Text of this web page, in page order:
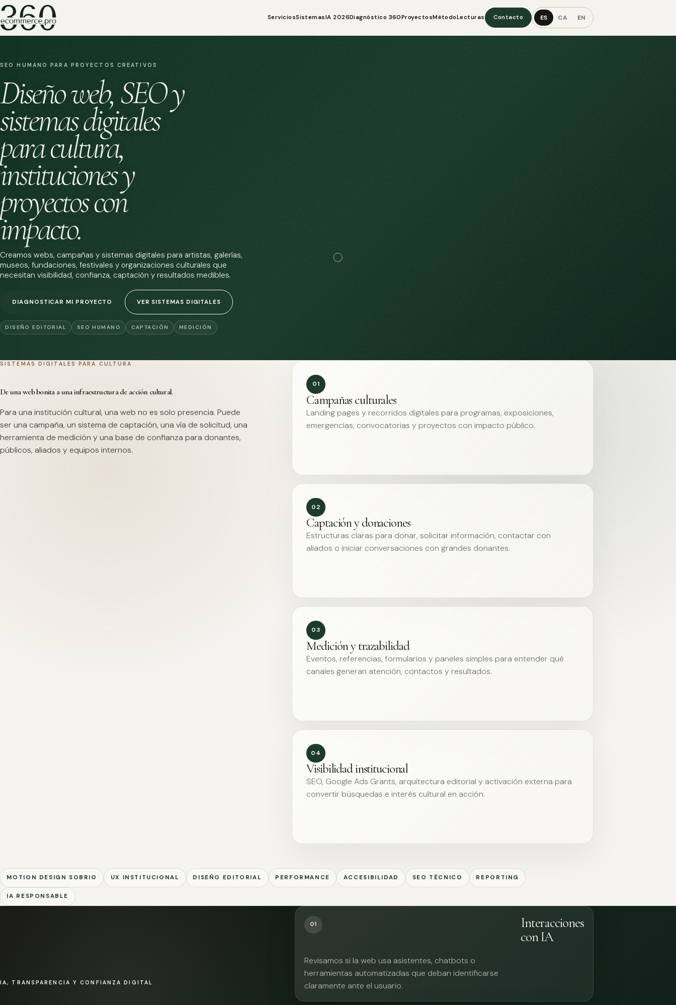
ServiciosSistemasIA 2026Diagnóstico 360ProyectosMétodoLecturas Contacto ES CA EN
SEO HUMANO PARA PROYECTOS CREATIVOS
Diseño web, SEO y
sistemas digitales
para cultura,
instituciones y
proyectos con
impacto.
Creamos webs, campañas y sistemas digitales para artistas, galerías,
museos, fundaciones, festivales y organizaciones culturales que
necesitan visibilidad, confianza, captación y resultados medibles.
DIAGNOSTICAR MI PROYECTO VER SISTEMAS DIGITALES
DISEÑO EDITORIAL SEO HUMANO CAPTACIÓN MEDICIÓN
SISTEMAS DIGITALES PARA CULTURA
De una web bonita a una infraestructura de acción cultural.
Para una institución cultural, una web no es solo presencia. Puede
ser una campaña, un sistema de captación, una vía de solicitud, una
herramienta de medición y una base de confianza para donantes,
públicos, aliados y equipos internos.
01
Campañas culturales
Landing pages y recorridos digitales para programas, exposiciones,
emergencias, convocatorias y proyectos con impacto público.
02
Captación y donaciones
Estructuras claras para donar, solicitar información, contactar con
aliados o iniciar conversaciones con grandes donantes.
03
Medición y trazabilidad
Eventos, referencias, formularios y paneles simples para entender qué
canales generan atención, contactos y resultados.
04
Visibilidad institucional
SEO, Google Ads Grants, arquitectura editorial y activación externa para
convertir búsquedas e interés cultural en acción.
MOTION DESIGN SOBRIO UX INSTITUCIONAL DISEÑO EDITORIAL PERFORMANCE ACCESIBILIDAD SEO TÉCNICO REPORTING
IA RESPONSABLE
IA, TRANSPARENCIA Y CONFIANZA DIGITAL
01
Interacciones
con IA
Revisamos si la web usa asistentes, chatbots o
herramientas automatizadas que deban identificarse
claramente ante el usuario.